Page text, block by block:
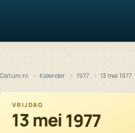
Datum.nl Kalender 1977 13 mei 1977
VRIJDAG
13 mei 1977